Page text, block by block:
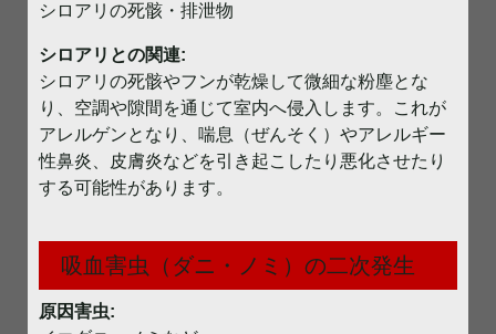
シロアリの死骸・排泄物
シロアリとの関連:
シロアリの死骸やフンが乾燥して微細な粉塵とな
り、空調や隙間を通じて室内へ侵入します。これが
アレルゲンとなり、喘息（ぜんそく）やアレルギー
性鼻炎、皮膚炎などを引き起こしたり悪化させたり
する可能性があります。
吸血害虫（ダニ・ノミ）の二次発生
原因害虫: